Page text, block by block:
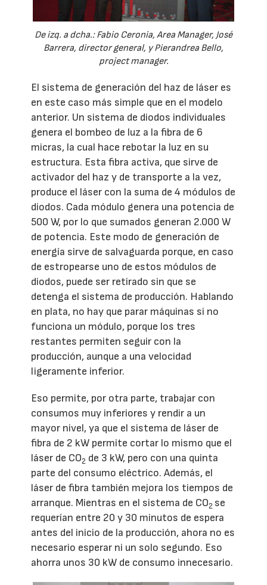
De izq. a dcha.: Fabio Ceronia, Area Manager, José
Barrera, director general, y Pierandrea Bello,
project manager.
El sistema de generación del haz de láser es
en este caso más simple que en el modelo
anterior. Un sistema de diodos individuales
genera el bombeo de luz a la fibra de 6
micras, la cual hace rebotar la luz en su
estructura. Esta fibra activa, que sirve de
activador del haz y de transporte a la vez,
produce el láser con la suma de 4 módulos de
diodos. Cada módulo genera una potencia de
500 W, por lo que sumados generan 2.000 W
de potencia. Este modo de generación de
energía sirve de salvaguarda porque, en caso
de estropearse uno de estos módulos de
diodos, puede ser retirado sin que se
detenga el sistema de producción. Hablando
en plata, no hay que parar máquinas si no
funciona un módulo, porque los tres
restantes permiten seguir con la
producción, aunque a una velocidad
ligeramente inferior.
Eso permite, por otra parte, trabajar con
consumos muy inferiores y rendir a un
mayor nivel, ya que el sistema de láser de
fibra de 2 kW permite cortar lo mismo que el
láser de CO2 de 3 kW, pero con una quinta
parte del consumo eléctrico. Además, el
láser de fibra también mejora los tiempos de
arranque. Mientras en el sistema de CO2 se
requerían entre 20 y 30 minutos de espera
antes del inicio de la producción, ahora no es
necesario esperar ni un solo segundo. Eso
ahorra unos 30 kW de consumo innecesario.